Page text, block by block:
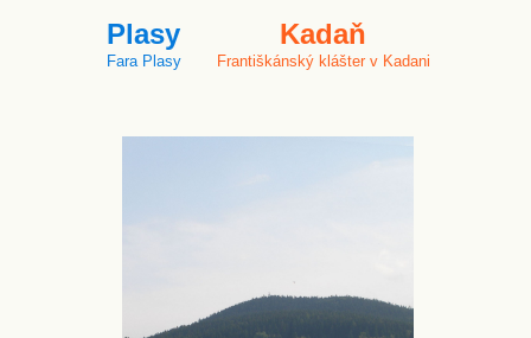
Plasy
Fara Plasy
Kadaň
Františkánský klášter v Kadani